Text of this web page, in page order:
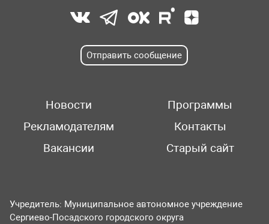
Отправить сообщение
Новости
Программы
Рекламодателям
Контакты
Вакансии
Старый сайт
Учредитель: Муниципальное автономное учреждение
Сергиево-Посадского городского округа